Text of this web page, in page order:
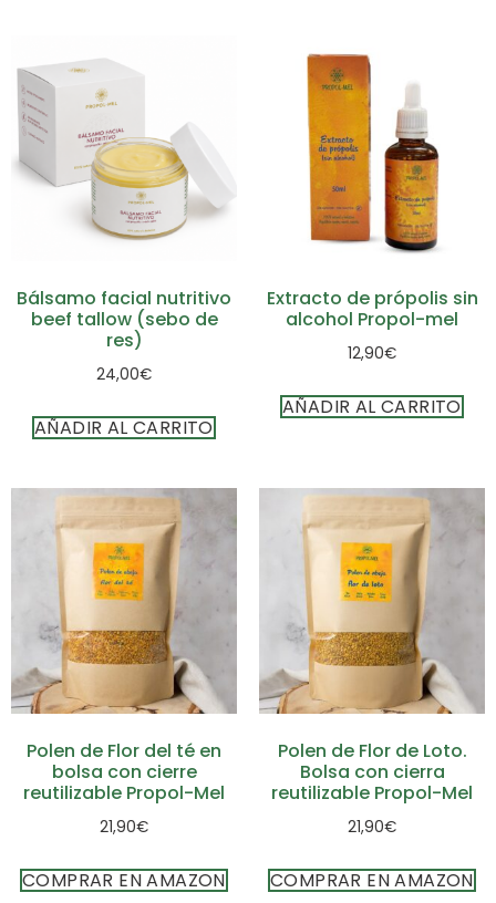
Bálsamo facial nutritivo
beef tallow (sebo de
res)
24,00€
AÑADIR AL CARRITO
Extracto de própolis sin
alcohol Propol-mel
12,90€
AÑADIR AL CARRITO
Polen de Flor del té en
bolsa con cierre
reutilizable Propol-Mel
21,90€
COMPRAR EN AMAZON
Polen de Flor de Loto.
Bolsa con cierra
reutilizable Propol-Mel
21,90€
COMPRAR EN AMAZON